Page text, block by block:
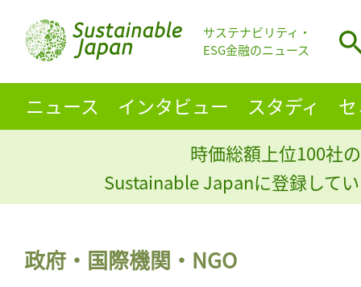
サステナビリティ・
ESG金融のニュース
ニュース インタビュー スタディ
時価総額上位100社
Sustainable Japanに登録して
政府・国際機関・NGO